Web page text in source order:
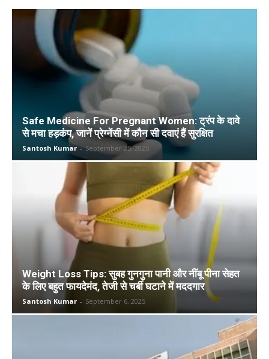
Safe Medicine For Pregnant Women: ट्रंप के दावे
से मचा हड़कंप, जानें प्रेग्नेंसी में कौन सी दवाएं हैं सुरक्षित
Santosh Kumar - September 25, 2025
Weight Loss Tips: सुबह गुनगुना पानी और नींबू पीना सेहत
के लिए बहुत फायदेमंद, तेजी से चर्बी घटाने में मददगार
Santosh Kumar - September 6, 2025